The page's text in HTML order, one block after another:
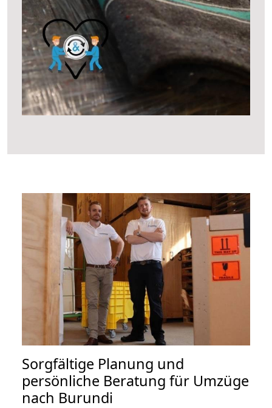
Sorgfältige Planung und
persönliche Beratung für Umzüge
nach Burundi